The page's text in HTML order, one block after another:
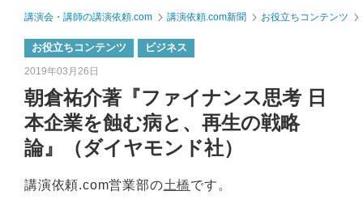
講演会・講師の講演依頼.com 講演依頼.com新聞 お役立ちコンテンツ
お役立ちコンテンツ ビジネス
2019年03月26日
朝倉祐介著『ファイナンス思考 日
本企業を蝕む病と、再生の戦略
論』（ダイヤモンド社）
講演依頼.com営業部の土橋です。